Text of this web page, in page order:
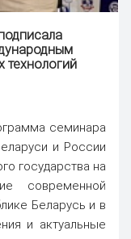
технологий
семинара
и России
государства на
современной
Беларусь и в
и актуальные